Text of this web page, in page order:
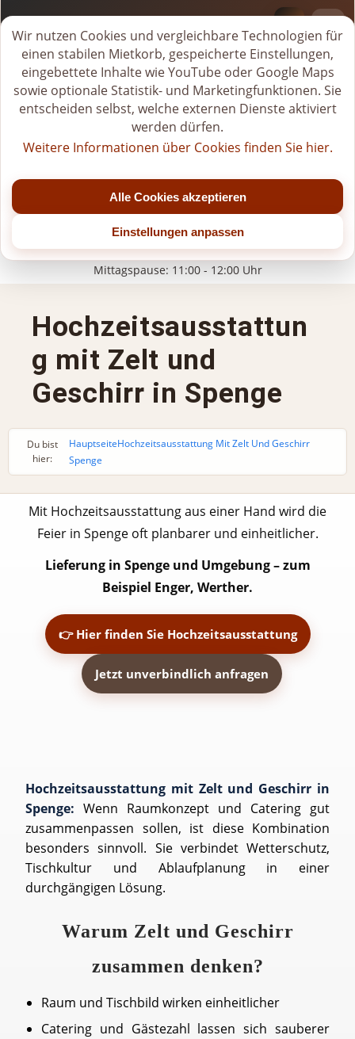
Deprecated
: Creation of dynamic property
Page::$__pages_city_seo_applied is deprecated in
/users/tiwrow/www/verleih/modules/pages_city_seo/
on line180
M
i
e
t
k
r
b
ö
f
e
Jetzt geöffnet
Mo - Fr: 07:00 - 22:00 Uhr (bis Jahresende)
Sa: 07:00 - 20:00 Uhr (nach 15:00 Uhr nur nach Vereinbarung)
So/Feiertage: nur für gebuchte Veranstaltungen
Mittagspause: 11:00 - 12:00 Uhr
Hochzeitsausstattun
g mit Zelt und
Geschirr in Spenge
Du bist
hier:
HauptseiteHochzeitsausstattung Mit Zelt Und Geschirr
Spenge
Mit Hochzeitsausstattung aus einer Hand wird die
Feier in Spenge oft planbarer und einheitlicher.
Lieferung in Spenge und Umgebung – zum
Beispiel Enger, Werther.
👉 Hier finden Sie Hochzeitsausstattung
Jetzt unverbindlich anfragen
Hochzeitsausstattung mit Zelt und Geschirr in
Spenge: Wenn Raumkonzept und Catering gut
zusammenpassen sollen, ist diese Kombination
besonders sinnvoll. Sie verbindet Wetterschutz,
Tischkultur und Ablaufplanung in einer
durchgängigen Lösung.
Warum Zelt und Geschirr
zusammen denken?
Raum und Tischbild wirken einheitlicher
Catering und Gästezahl lassen sich sauberer
Wir nutzen Cookies und vergleichbare Technologien für
einen stabilen Mietkorb, gespeicherte Einstellungen,
eingebettete Inhalte wie YouTube oder Google Maps
sowie optionale Statistik- und Marketingfunktionen. Sie
entscheiden selbst, welche externen Dienste aktiviert
werden dürfen.
Weitere Informationen über Cookies finden Sie hier.
Alle Cookies akzeptieren
Einstellungen anpassen